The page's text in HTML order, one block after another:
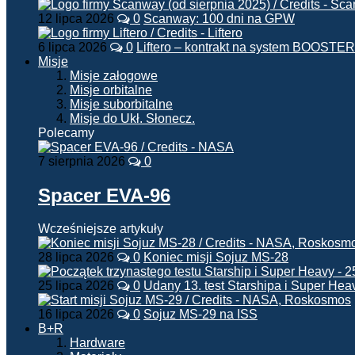
12 lipca 2026 0 Scanway: 100 dni na GPW
6 lipca 2026 0 Liftero – kontrakt na system BOOSTER
Misje
Misje załogowe
Misje orbitalne
Misje suborbitalne
Misje do Ukł. Słonecz.
Polecamy
7 sierpnia 2026 0
Spacer EVA-96
Wcześniejsze artykuły
28 lipca 2026 0 Koniec misji Sojuz MS-28
25 lipca 2026 0 Udany 13. test Starshipa i Super
16 lipca 2026 0 Sojuz MS-29 na ISS
B+R
Hardware